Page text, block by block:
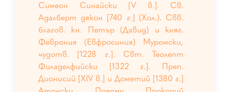
Симеон Синайски [V в.]. Св.
Адалберт дякон [740 г.] (Хол.). Свв.
благов. кн. Петър (Давид) и княг.
Феврония (Евфросиния) Муромски,
чудотв. [1228 г.]. Свт. Теолепт
Филаделфийски [1322 г.]. Преп.
Дионисий [XIV в.] и Дометий [1380 г.]